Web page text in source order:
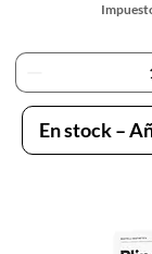
En stock –